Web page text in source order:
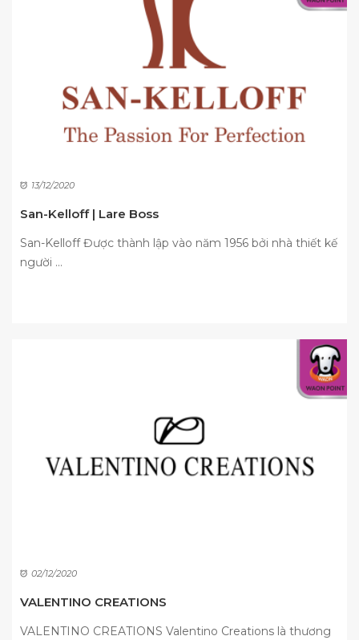
13/12/2020
San-Kelloff | Lare Boss
San-Kelloff Được thành lập vào năm 1956 bởi nhà thiết kế
người ...
02/12/2020
VALENTINO CREATIONS
VALENTINO CREATIONS Valentino Creations là thương